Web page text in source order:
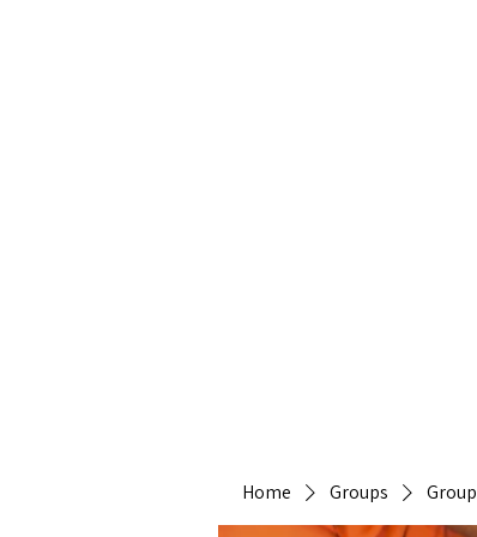
Home Groups Group